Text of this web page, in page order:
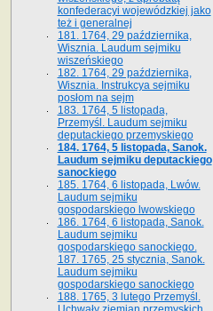
konfederacyi wojewódzkiej jako
też i generalnej
181. 1764, 29 października,
Wisznia. Laudum sejmiku
wiszeńskiego
182. 1764, 29 października,
Wisznia. Instrukcya sejmiku
posłom na sejm
183. 1764, 5 listopada,
Przemyśl. Laudum sejmiku
deputackiego przemyskiego
184. 1764, 5 listopada, Sanok.
Laudum sejmiku deputackiego
sanockiego
185. 1764, 6 listopada, Lwów.
Laudum sejmiku
gospodarskiego lwowskiego
186. 1764, 6 listopada, Sanok.
Laudum sejmiku
gospodarskiego sanockiego.
187. 1765, 25 stycznia, Sanok.
Laudum sejmiku
gospodarskiego sanockiego
188. 1765, 3 lutego Przemyśl.